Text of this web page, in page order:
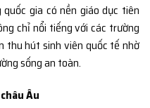
gia có nền giáo dục tiên
chỉ nổi tiếng với các trường
thu hút sinh viên quốc tế nhờ
sống an toàn.
Âu